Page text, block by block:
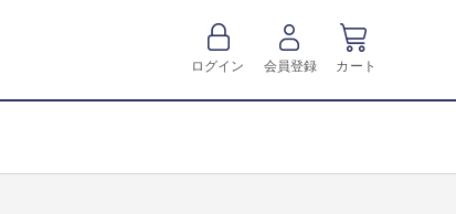
ログイン 会員登録 カート